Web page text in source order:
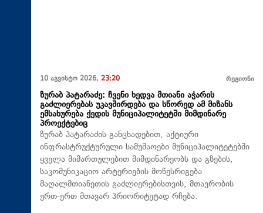
10 აგვისტო 2026, 23:20 რეგიონი
ზურაბ პატარაძე: ჩვენი ხედვა მთიანი აჭარის
გაძლიერებას უკავშირდება და სწორედ ამ მიზანს
ემსახურება ქედის მუნიციპალიტეტში მიმდინარე
პროექტებიც
ზურაბ პატარაძის განცხადებით, აქტიური
ინფრასტრუქტურული სამუშაოები მუნიციპალიტეტებში
ყველა მიმართულებით მიმდინარეობს და გზების,
საკომუნიკაციო არტერიების მოწესრიგება
მაღალმთიანეთის გაძლიერებისთვის, მთავრობის
ერთ-ერთ მთავარ პრიორიტეტად რჩება.